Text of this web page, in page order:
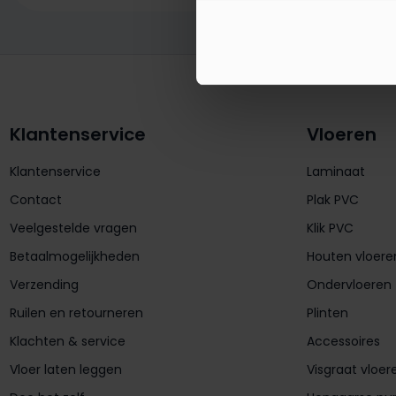
Klantenservice
Klantenservice
Contact
Veelgestelde vragen
Betaalmogelijkheden
Verzending
Ruilen en retourneren
Klachten & service
Vloer laten leggen
Vloeren
Laminaat
Plak PVC
Klik PVC
Houten
Ondervloeren
Plinten
Accessoires
Visgraat